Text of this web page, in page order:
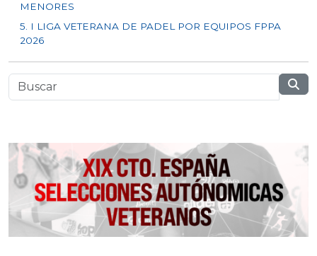
MENORES
5. I LIGA VETERANA DE PADEL POR EQUIPOS FPPA
2026